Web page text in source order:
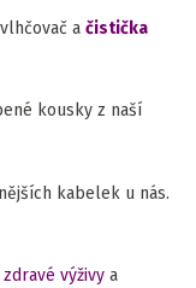
a čistička
kousky z naší
kabelek u nás.
zdravé výživy a